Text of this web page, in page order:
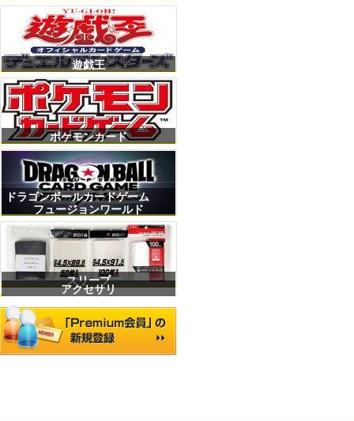
遊戯王
ポケモンカード
ドラゴンボールカードゲーム
フュージョンワールド
スリーブ
アクセサリ